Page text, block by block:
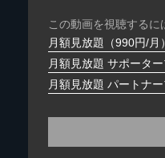
この動画を視聴するに
月額見放題（990円/月）
月額見放題 サポータ
月額見放題 パートナ